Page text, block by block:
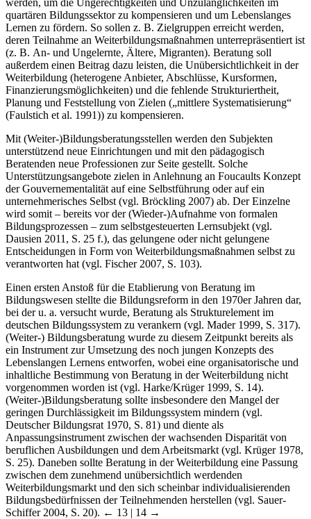
werden, um die Ungerechtigkeiten und Unzulänglichkeiten im
quartären Bildungssektor zu kompensieren und um Lebenslanges
Lernen zu fördern. So sollen z. B. Zielgruppen erreicht werden,
deren Teilnahme an Weiterbildungsmaßnahmen unterrepräsentiert ist
(z. B. An- und Ungelernte, Ältere, Migranten). Beratung soll
außerdem einen Beitrag dazu leisten, die Unübersichtlichkeit in der
Weiterbildung (heterogene Anbieter, Abschlüsse, Kursformen,
Finanzierungsmöglichkeiten) und die fehlende Strukturiertheit,
Planung und Feststellung von Zielen („mittlere Systematisierung“
(Faulstich et al. 1991)) zu kompensieren.
Mit (Weiter-)Bildungsberatungsstellen werden den Subjekten
unterstützend neue Einrichtungen und mit den pädagogisch
Beratenden neue Professionen zur Seite gestellt. Solche
Unterstützungsangebote zielen in Anlehnung an Foucaults Konzept
der Gouvernementalität auf eine Selbstführung oder auf ein
unternehmerisches Selbst (vgl. Bröckling 2007) ab. Der Einzelne
wird somit – bereits vor der (Wieder-)Aufnahme von formalen
Bildungsprozessen – zum selbstgesteuerten Lernsubjekt (vgl.
Dausien 2011, S. 25 f.), das gelungene oder nicht gelungene
Entscheidungen in Form von Weiterbildungsmaßnahmen selbst zu
verantworten hat (vgl. Fischer 2007, S. 103).
Einen ersten Anstoß für die Etablierung von Beratung im
Bildungswesen stellte die Bildungsreform in den 1970er Jahren dar,
bei der u. a. versucht wurde, Beratung als Strukturelement im
deutschen Bildungssystem zu verankern (vgl. Mader 1999, S. 317).
(Weiter-) Bildungsberatung wurde zu diesem Zeitpunkt bereits als
ein Instrument zur Umsetzung des noch jungen Konzepts des
Lebenslangen Lernens entworfen, wobei eine organisatorische und
inhaltliche Bestimmung von Beratung in der Weiterbildung nicht
vorgenommen worden ist (vgl. Harke/Krüger 1999, S. 14).
(Weiter-)Bildungsberatung sollte insbesondere den Mangel der
geringen Durchlässigkeit im Bildungssystem mindern (vgl.
Deutscher Bildungsrat 1970, S. 81) und diente als
Anpassungsinstrument zwischen der wachsenden Disparität von
beruflichen Ausbildungen und dem Arbeitsmarkt (vgl. Krüger 1978,
S. 25). Daneben sollte Beratung in der Weiterbildung eine Passung
zwischen dem zunehmend unübersichtlich werdenden
Weiterbildungsmarkt und den sich scheinbar individualisierenden
Bildungsbedürfnissen der Teilnehmenden herstellen (vgl. Sauer-
Schiffer 2004, S. 20). ← 13 | 14 →